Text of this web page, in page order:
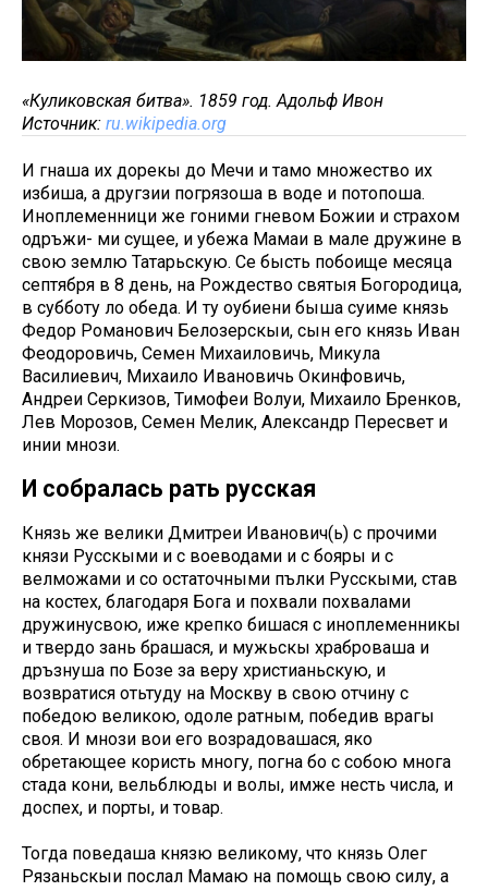
«Куликовская битва». 1859 год. Адольф Ивон
Источник: ru.wikipedia.org
И гнаша их дорекы до Мечи и тамо множество их
избиша, а другзии погрязоша в воде и потопоша.
Иноплеменници же гоними гневом Божии и страхом
одръжи- ми сущее, и убежа Мамаи в мале дружине в
свою землю Татарьскую. Се бысть побоище месяца
септября в 8 день, на Рождество святыя Богородица,
в субботу ло обеда. И ту оубиени быша суиме князь
Федор Романович Белозерскыи, сын его князь Иван
Феодоровичь, Семен Михаиловичь, Микула
Василиевич, Михаило Ивановичь Окинфовичь,
Андреи Серкизов, Тимофеи Волуи, Михаило Бренков,
Лев Морозов, Семен Мелик, Александр Пересвет и
инии мнози.
И собралась рать русская
Князь же велики Дмитреи Иванович(ь) с прочими
князи Русскыми и с воеводами и с бояры и с
велможами и со остаточными пълки Русскыми, став
на костех, благодаря Бога и похвали похвалами
дружинусвою, иже крепко бишася с иноплеменникы
и твердо зань брашася, и мужьскы храброваша и
дръзнуша по Бозе за веру христианьскую, и
возвратися отьтуду на Москву в свою отчину с
победою великою, одоле ратным, победив врагы
своя. И мнози вои его возрадовашася, яко
обретающее користь многу, погна бо с собою многа
стада кони, вельблюды и волы, имже несть числа, и
доспех, и порты, и товар.
Тогда поведаша князю великому, что князь Олег
Рязаньскыи послал Мамаю на помощь свою силу, а